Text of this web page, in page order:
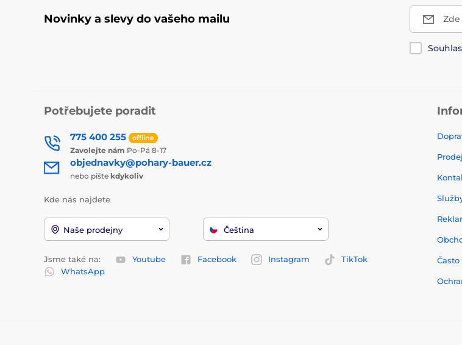
Novinky a slevy do vašeho mailu Zde
Potřebujete poradit
775 400 255 offline
Zavolejte nám Po-Pá 8-17
objednavky@pohary-bauer.cz
nebo pište kdykoliv
Kde nás najdete
Naše prodejny Čeština
Jsme také na: Youtube Facebook Instagram
TikTok
WhatsApp